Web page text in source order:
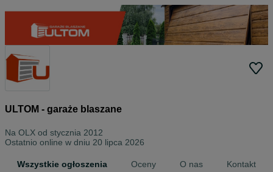
ULTOM - garaże blaszane
Na OLX od stycznia 2012
Ostatnio online w dniu 20 lipca 2026
Wszystkie ogłoszenia Oceny O nas Kontakt